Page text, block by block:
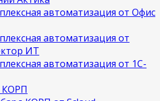
автоматизация от Офис
автоматизация от
ИТ
автоматизация от 1С-
КОРП